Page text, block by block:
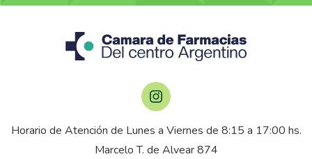
Horario de Atención de Lunes a Viernes de 8:15 a 17:00 hs.
Marcelo T. de Alvear 874